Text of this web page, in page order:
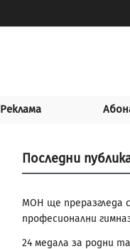
Реклама
Последни
МОН ще преразгледа
професионални
24 медала за родни